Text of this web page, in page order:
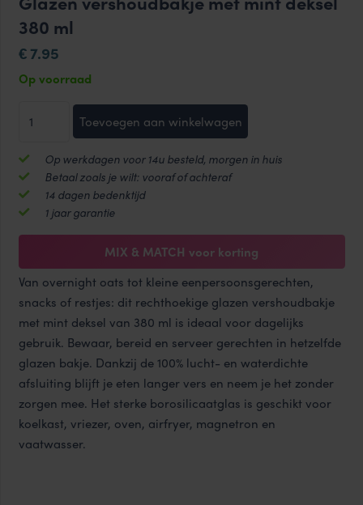
380 ml
€ 7.95
Op voorraad
vershoudbakje
met
mint
deksel
380
ml
Toevoegen aan winkelwagen
Op werkdagen voor 14u besteld, morgen in huis
Betaal zoals je wilt: vooraf of achteraf
14 dagen bedenktijd
1 jaar garantie
MIX & MATCH voor korting
Van overnight oats tot kleine eenpersoonsgerechten,
snacks of restjes: dit rechthoekige glazen vershoudbakje
met mint deksel van 380 ml is ideaal voor dagelijks
gebruik. Bewaar, bereid en serveer gerechten in hetzelfde
glazen bakje. Dankzij de 100% lucht- en waterdichte
afsluiting blijft je eten langer vers en neem je het zonder
zorgen mee. Het sterke borosilicaatglas is geschikt voor
koelkast, vriezer, oven, airfryer, magnetron en
vaatwasser.